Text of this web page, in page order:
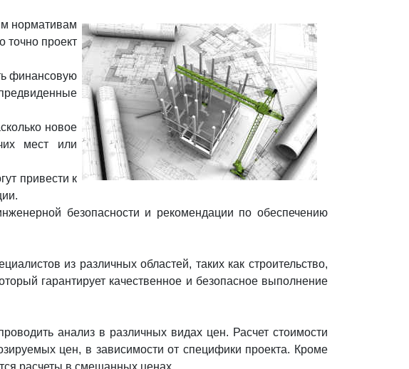
нормативам
точно проект
финансовую
новое
мест или
привести к
безопасности и рекомендации по обеспечению
из различных областей, таких как строительство,
гарантирует качественное и безопасное выполнение
анализ в различных видах цен. Расчет стоимости
цен, в зависимости от специфики проекта. Кроме